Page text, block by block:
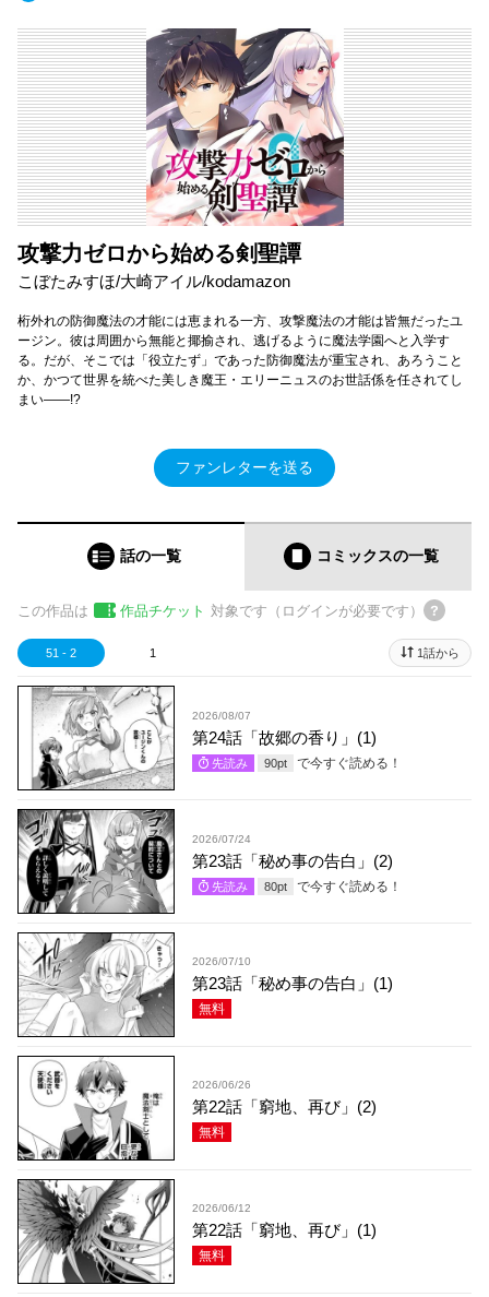
攻撃力ゼロから始める剣聖譚
こぼたみすほ/大崎アイル/kodamazon
桁外れの防御魔法の才能には恵まれる一方、攻撃魔法の才能は皆無だったユ
ージン。彼は周囲から無能と揶揄され、逃げるように魔法学園へと入学す
る。だが、そこでは「役立たず」であった防御魔法が重宝され、あろうこと
か、かつて世界を統べた美しき魔王・エリーニュスのお世話係を任されてし
まい――!?
ファンレターを送る
話の一覧 コミックスの一覧
この作品は 作品チケット 対象です（ログインが必要です）
51 - 2 1 1話から
2026/08/07
第24話「故郷の香り」(1)
先読み 90pt で今すぐ読める！
2026/07/24
第23話「秘め事の告白」(2)
先読み 80pt で今すぐ読める！
2026/07/10
第23話「秘め事の告白」(1)
無料
2026/06/26
第22話「窮地、再び」(2)
無料
2026/06/12
第22話「窮地、再び」(1)
無料